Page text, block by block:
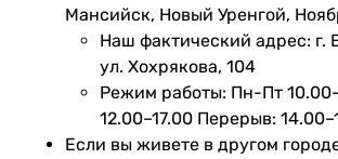
Мансийск, Новый Уренгой,
Наш фактический адрес: г.
ул. Хохрякова, 104
Режим работы: Пн-Пт
12.00–17.00 Перерыв:
Если вы живете в другом